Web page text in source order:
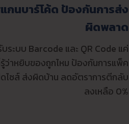
กนบาร์โค้ด ป้องกันการส่ง
ผิดพลาด
ระบบ Barcode และ QR Code แค่
ว่าหยิบของถูกไหม ป้องกันการแพ็ค
ไซส์ ส่งผิดบ้าน ลดอัตราการตีกลับ
ลงเหลือ 0%